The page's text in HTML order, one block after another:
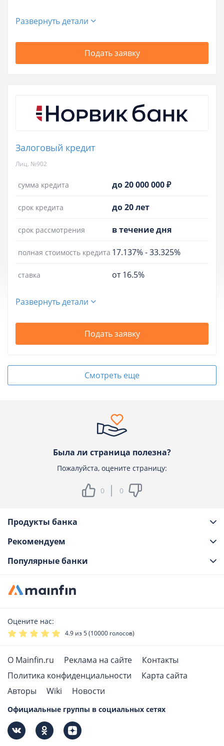
Развернуть детали
Подать заявку
Залоговый кредит
Лиц. №902
сумма кредита до 20 000 000 ₽
срок кредита до 20 лет
срок рассмотрения в течение дня
полная стоимость кредита 17.137%-33.325%
ставка от 16.5%
Развернуть детали
Подать заявку
Смотреть еще
Была ли страница полезна?
Пожалуйста, оцените страницу:
0 0
Продукты банка
Рекомендуем
Популярные банки
Оцените нас:
4.9 из 5 (10000 голосов)
О Mainfin.ru Реклама на сайте
Контакты
Политика конфиденциальности
Карта сайта
Авторы
Wiki Новости
Официальные группы в социальных сетях